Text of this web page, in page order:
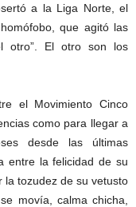
a la Liga Norte, el
que agitó las
otro”. El otro son los
el Movimiento Cinco
como para llegar a
desde las últimas
entre la felicidad de su
la tozudez de su vetusto
movía, calma chicha,